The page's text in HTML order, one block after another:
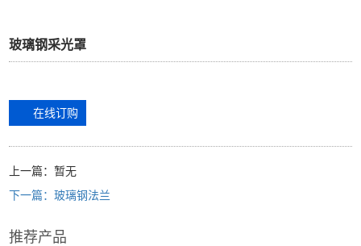
玻璃钢采光罩
在线订购
上一篇：暂无
下一篇：玻璃钢法兰
推荐产品